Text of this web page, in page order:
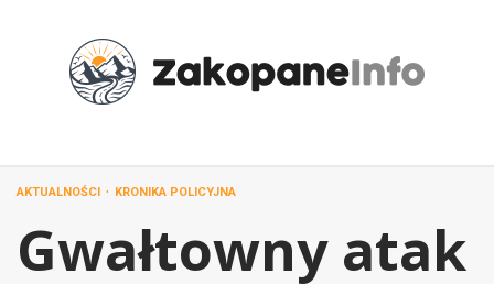
AKTUALNOŚCI KRONIKA POLICYJNA
Gwałtowny atak